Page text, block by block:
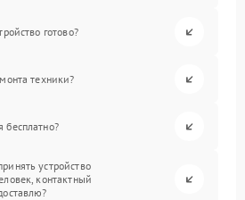
готово?
техники?
бесплатно?
устройство
контактный